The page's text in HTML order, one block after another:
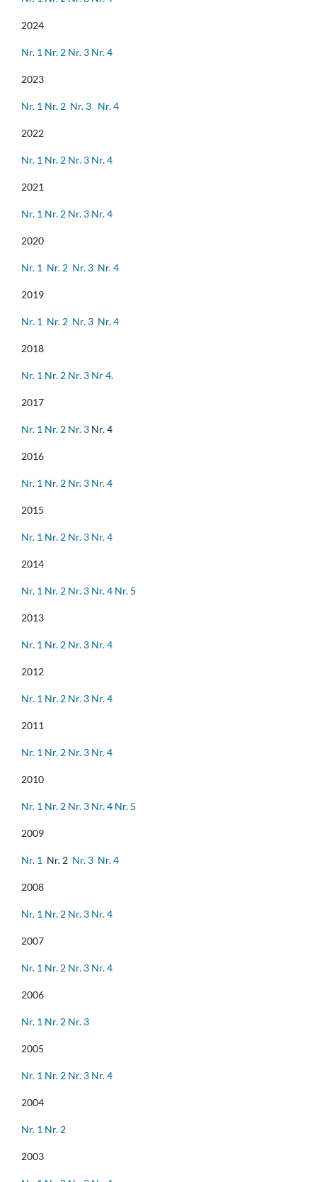
2024
Nr. 1 Nr. 2 Nr. 3 Nr. 4
2023
Nr. 1 Nr. 2 Nr. 3 Nr. 4
2022
Nr. 1 Nr. 2 Nr. 3 Nr. 4
2021
Nr. 1 Nr. 2 Nr. 3 Nr. 4
2020
Nr. 1 Nr. 2 Nr. 3 Nr. 4
2019
Nr. 1 Nr. 2 Nr. 3 Nr. 4
2018
Nr. 1 Nr. 2 Nr. 3 Nr 4.
2017
Nr. 1 Nr. 2 Nr. 3 Nr. 4
2016
Nr. 1 Nr. 2 Nr. 3 Nr. 4
2015
Nr. 1 Nr. 2 Nr. 3 Nr. 4
2014
Nr. 1 Nr. 2 Nr. 3 Nr. 4 Nr. 5
2013
Nr. 1 Nr. 2 Nr. 3 Nr. 4
2012
Nr. 1 Nr. 2 Nr. 3 Nr. 4
2011
Nr. 1 Nr. 2 Nr. 3 Nr. 4
2010
Nr. 1 Nr. 2 Nr. 3 Nr. 4 Nr. 5
2009
Nr. 1 Nr. 2 Nr. 3 Nr. 4
2008
Nr. 1 Nr. 2 Nr. 3 Nr. 4
2007
Nr. 1 Nr. 2 Nr. 3 Nr. 4
2006
Nr. 1 Nr. 2 Nr. 3
2005
Nr. 1 Nr. 2 Nr. 3 Nr. 4
2004
Nr. 1 Nr. 2
2003